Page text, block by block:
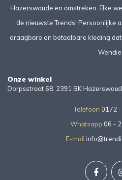
Hazerswoude en omstreken. Elke
de nieuwste Trends! Persoonlijke
draagbare en betaalbare kleding
Wendie.
Onze winkel
Dorpsstraat 68, 2391 BK
Telefoon 0172
Whatsapp 06 -
E-mail